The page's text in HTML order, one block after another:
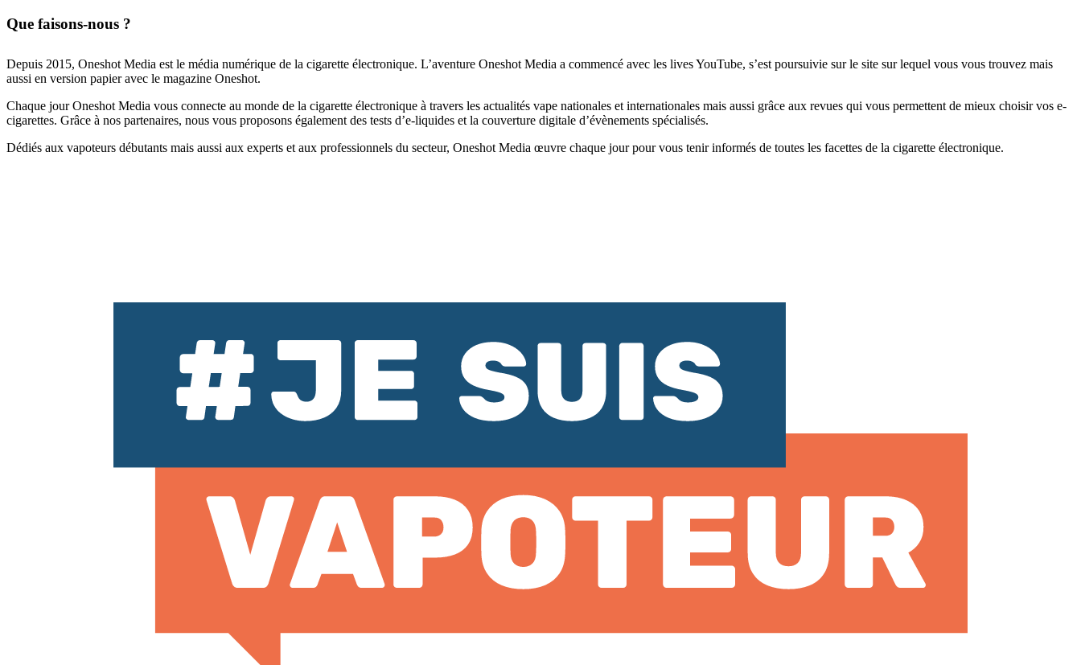
Que faisons-nous ?
Depuis 2015, Oneshot Media est le média numérique de la cigarette électronique. L’aventure Oneshot Media a commencé avec les lives YouTube, s’est poursuivie sur le site sur lequel vous vous trouvez mais
aussi en version papier avec le magazine Oneshot.
Chaque jour Oneshot Media vous connecte au monde de la cigarette électronique à travers les actualités vape nationales et internationales mais aussi grâce aux revues qui vous permettent de mieux choisir vos e-
cigarettes. Grâce à nos partenaires, nous vous proposons également des tests d’e-liquides et la couverture digitale d’évènements spécialisés.
Dédiés aux vapoteurs débutants mais aussi aux experts et aux professionnels du secteur, Oneshot Media œuvre chaque jour pour vous tenir informés de toutes les facettes de la cigarette électronique.